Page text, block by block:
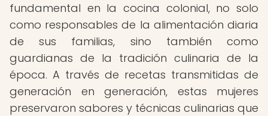
fundamental en la cocina colonial, no solo
como responsables de la alimentación diaria
de sus familias, sino también como
guardianas de la tradición culinaria de la
época. A través de recetas transmitidas de
generación en generación, estas mujeres
preservaron sabores y técnicas culinarias que